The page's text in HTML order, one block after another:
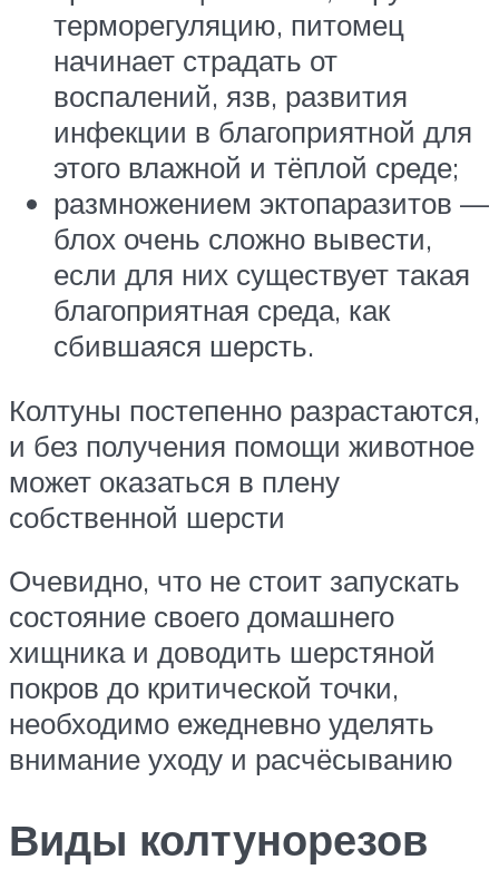
терморегуляцию, питомец
начинает страдать от
воспалений, язв, развития
инфекции в благоприятной для
этого влажной и тёплой среде;
размножением эктопаразитов —
блох очень сложно вывести,
если для них существует такая
благоприятная среда, как
сбившаяся шерсть.
Колтуны постепенно разрастаются,
и без получения помощи животное
может оказаться в плену
собственной шерсти
Очевидно, что не стоит запускать
состояние своего домашнего
хищника и доводить шерстяной
покров до критической точки,
необходимо ежедневно уделять
внимание уходу и расчёсыванию
Виды колтунорезов